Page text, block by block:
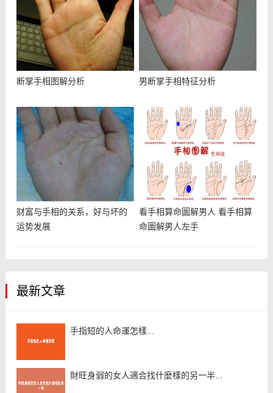
断掌手相图解分析 男断掌手相特征分析
财富与手相的关系，好与坏的
运势发展
看手相算命圖解男人 看手相算
命圖解男人左手
最新文章
手指短的人命運怎樣...
財旺身弱的女人適合找什麼樣的另一半...